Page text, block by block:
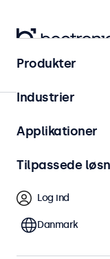
Hjem
Skærme fra 7
Professionelle
brug. Skærmene
i enhver
Produkter
Industrier
Applikationer
Tilpassede
Log ind
Danmark